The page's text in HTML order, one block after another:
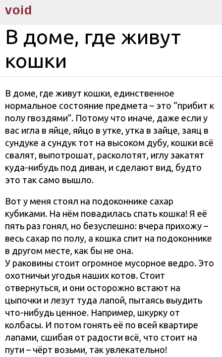
void
В доме, где живут
кошки
В доме, где живут кошки, единственное
нормальное состояние предмета – это “прибит к
полу гвоздями”. Потому что иначе, даже если у
вас игла в яйце, яйцо в утке, утка в зайце, заяц в
сундуке а сундук тот на высоком дубу, кошки всё
свалят, выпотрошат, расколотят, иглу закатят
куда-нибудь под диван, и сделают вид, будто
это так само вышло.
Вот у меня стоял на подоконнике сахар
кубиками. На нём повадилась спать кошка! Я её
пять раз гонял, но безуспешно: вчера прихожу –
весь сахар по полу, а кошка спит на подоконнике
в другом месте, как бы не она.
У раковины стоит огромное мусорное ведро. Это
охотничьи угодья наших котов. Стоит
отвернуться, и они осторожно встают на
цыпочки и лезут туда лапой, пытаясь выудить
что-нибудь ценное. Например, шкурку от
колбасы. И потом гонять её по всей квартире
лапами, сшибая от радости всё, что стоит на
пути – чёрт возьми, так увлекательно!